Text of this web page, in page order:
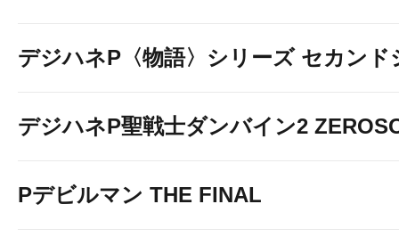
デジハネP〈物語〉シリーズ セカンド
デジハネP聖戦士ダンバイン2
Pデビルマン THE FINAL